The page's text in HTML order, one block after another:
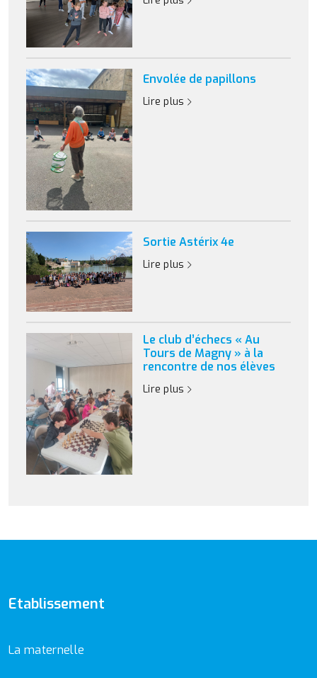
Envolée de papillons
Lire plus
Sortie Astérix 4e
Lire plus
Le club d’échecs « Au
Tours de Magny » à la
rencontre de nos élèves
Lire plus
Etablissement
La maternelle